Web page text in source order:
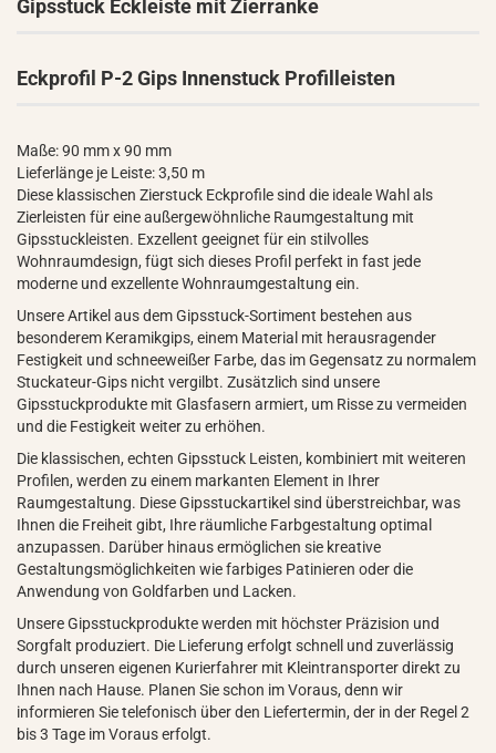
Gipsstuck Eckleiste mit Zierranke
Eckprofil P-2 Gips Innenstuck Profilleisten
Maße: 90 mm x 90 mm
Lieferlänge je Leiste: 3,50 m
Diese klassischen Zierstuck Eckprofile sind die ideale Wahl als
Zierleisten für eine außergewöhnliche Raumgestaltung mit
Gipsstuckleisten. Exzellent geeignet für ein stilvolles
Wohnraumdesign, fügt sich dieses Profil perfekt in fast jede
moderne und exzellente Wohnraumgestaltung ein.
Unsere Artikel aus dem Gipsstuck-Sortiment bestehen aus
besonderem Keramikgips, einem Material mit herausragender
Festigkeit und schneeweißer Farbe, das im Gegensatz zu normalem
Stuckateur-Gips nicht vergilbt. Zusätzlich sind unsere
Gipsstuckprodukte mit Glasfasern armiert, um Risse zu vermeiden
und die Festigkeit weiter zu erhöhen.
Die klassischen, echten Gipsstuck Leisten, kombiniert mit weiteren
Profilen, werden zu einem markanten Element in Ihrer
Raumgestaltung. Diese Gipsstuckartikel sind überstreichbar, was
Ihnen die Freiheit gibt, Ihre räumliche Farbgestaltung optimal
anzupassen. Darüber hinaus ermöglichen sie kreative
Gestaltungsmöglichkeiten wie farbiges Patinieren oder die
Anwendung von Goldfarben und Lacken.
Unsere Gipsstuckprodukte werden mit höchster Präzision und
Sorgfalt produziert. Die Lieferung erfolgt schnell und zuverlässig
durch unseren eigenen Kurierfahrer mit Kleintransporter direkt zu
Ihnen nach Hause. Planen Sie schon im Voraus, denn wir
informieren Sie telefonisch über den Liefertermin, der in der Regel 2
bis 3 Tage im Voraus erfolgt.